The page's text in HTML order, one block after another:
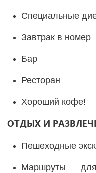
Специальные
Завтрак в номер
Бар
Ресторан
Хороший кофе!
ОТДЫХ И
Пешеходные
Маршруты